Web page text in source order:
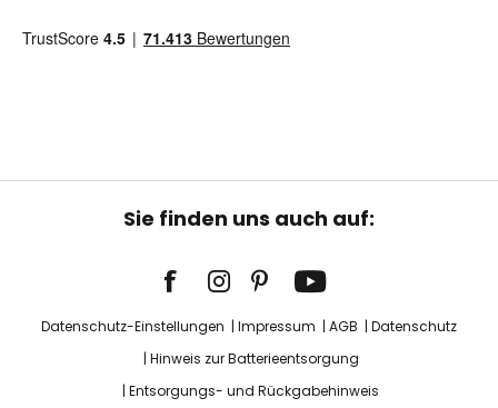
Sie finden uns auch auf:
Datenschutz-Einstellungen Impressum AGB
Datenschutz
Hinweis zur Batterieentsorgung
Entsorgungs- und Rückgabehinweis